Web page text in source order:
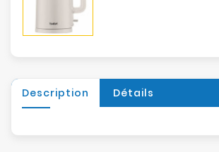
Description Détails